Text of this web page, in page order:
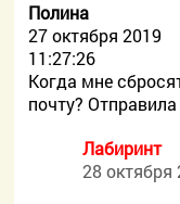
Полина
27 октября 2019
11:27:26
Когда мне
почту?
Лабиринт
28 октября